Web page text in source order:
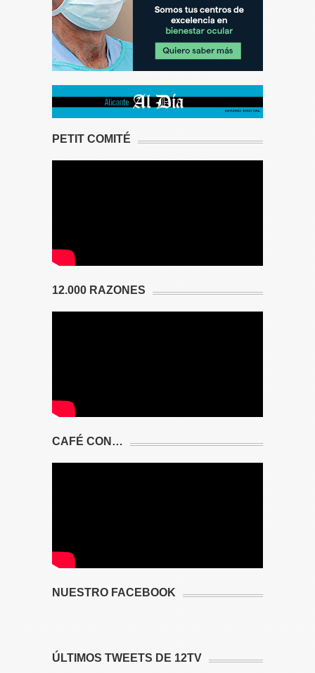
PETIT COMITÉ
12.000 RAZONES
CAFÉ CON…
NUESTRO FACEBOOK
ÚLTIMOS TWEETS DE 12TV